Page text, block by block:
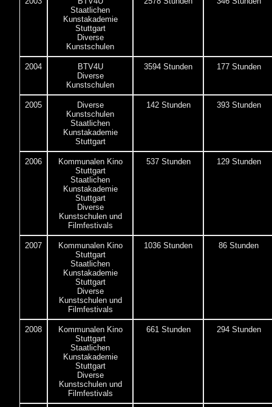
Staatlichen
Kunstakademie
Stuttgart
Diverse
Kunstschulen
2004
BTV4U
Diverse
Kunstschulen
3594 Stunden 177 Stunden
2005
Diverse
Kunstschulen
Staatlichen
Kunstakademie
Stuttgart
142 Stunden 393 Stunden
2006
Kommunalen Kino
Stuttgart
Staatlichen
Kunstakademie
Stuttgart
Diverse
Kunstschulen und
Filmfestivals
537 Stunden 129 Stunden
2007
Kommunalen Kino
Stuttgart
Staatlichen
Kunstakademie
Stuttgart
Diverse
Kunstschulen und
Filmfestivals
1036 Stunden 86 Stunden
2008
Kommunalen Kino
Stuttgart
Staatlichen
Kunstakademie
Stuttgart
Diverse
Kunstschulen und
Filmfestivals
661 Stunden 294 Stunden